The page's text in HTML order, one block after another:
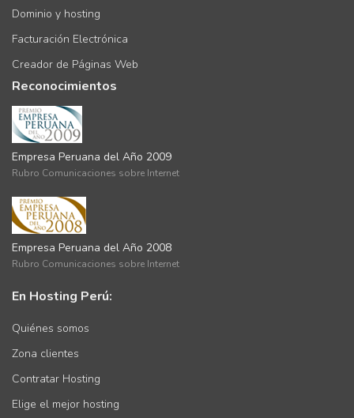
Dominio y hosting
Facturación Electrónica
Creador de Páginas Web
Reconocimientos
Empresa Peruana del Año 2009
Rubro Comunicaciones sobre Internet
Empresa Peruana del Año 2008
Rubro Comunicaciones sobre Internet
En Hosting Perú:
Quiénes somos
Zona clientes
Contratar Hosting
Elige el mejor hosting